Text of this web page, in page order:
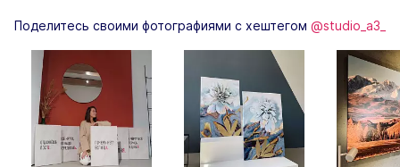
Поделитесь своими фотографиями с хештегом @studio_a3_